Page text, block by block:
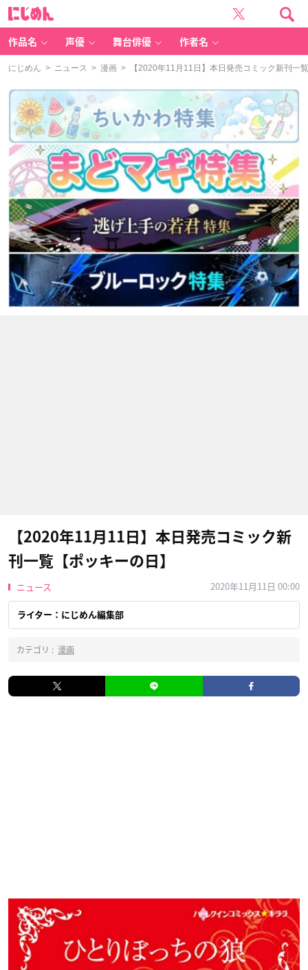
作品名 声優 舞台俳優 作者名
にじめん > ニュース > 漫画 > 【2020年11月11日】本日発売コミック新刊一
【2020年11月11日】本日発売コミック新
刊一覧【ポッキーの日】
ニュース 2020年11月11日 00:00
ライター：にじめん編集部
カテゴリ : 漫画